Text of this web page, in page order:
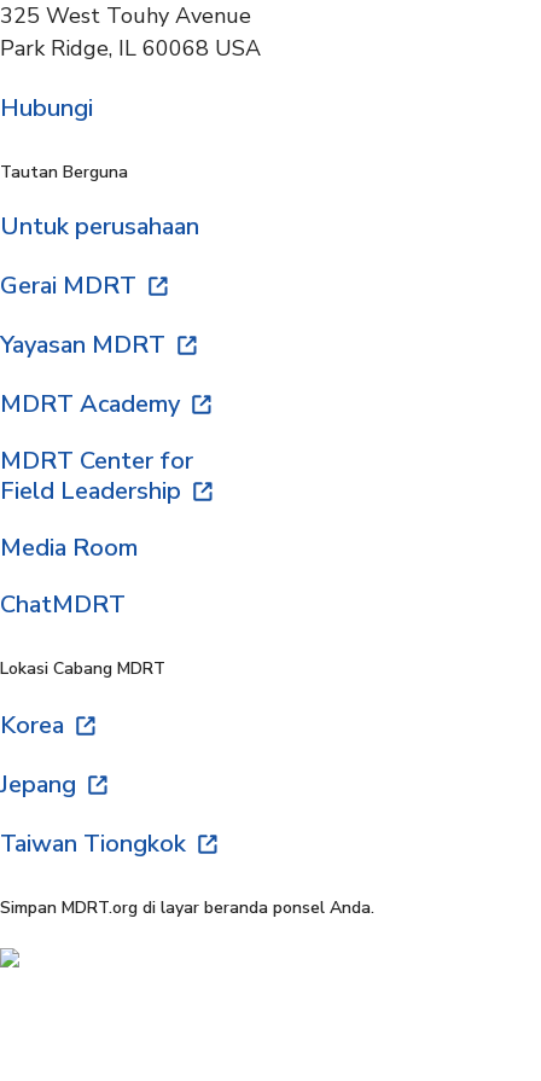
325 West Touhy Avenue
Park Ridge, IL 60068 USA
Hubungi
Tautan Berguna
Untuk perusahaan
Gerai MDRT
Yayasan MDRT
MDRT Academy
MDRT Center for
Field Leadership
Media Room
ChatMDRT
Lokasi Cabang MDRT
Korea
Jepang
Taiwan Tiongkok
Simpan MDRT.org di layar beranda ponsel Anda.